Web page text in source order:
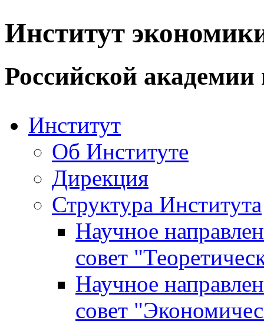
Институт
Российской академии
Институт
Об Институте
Дирекция
Структура Института
Научное
совет
Научное
совет